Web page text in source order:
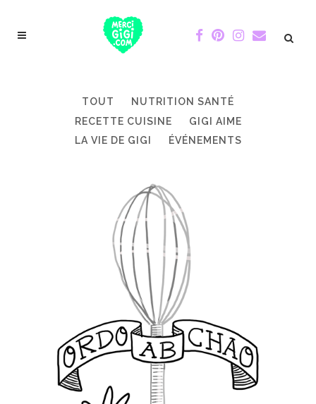
TOUT
NUTRITION SANTÉ
RECETTE CUISINE
GIGI AIME
LA VIE DE GIGI
ÉVÉNEMENTS